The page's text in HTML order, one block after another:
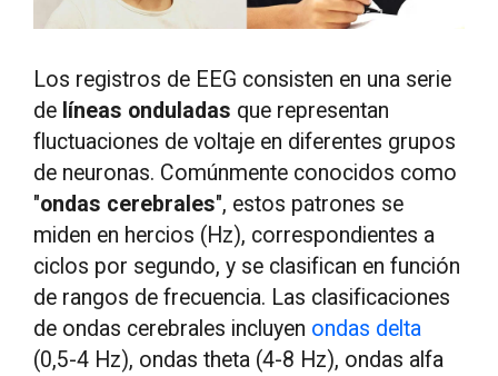
Los registros de EEG consisten en una serie
de líneas onduladas que representan
fluctuaciones de voltaje en diferentes grupos
de neuronas. Comúnmente conocidos como
"ondas cerebrales", estos patrones se
miden en hercios (Hz), correspondientes a
ciclos por segundo, y se clasifican en función
de rangos de frecuencia. Las clasificaciones
de ondas cerebrales incluyen ondas delta
(0,5-4 Hz), ondas theta (4-8 Hz), ondas alfa